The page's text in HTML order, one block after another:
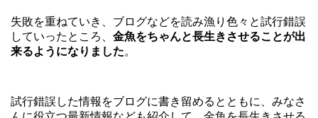
失敗を重ねていき、ブログなどを読み漁り色々と試行錯誤
していったところ、 金魚をちゃんと長生きさせることが出
来るようになりました。
試行錯誤した情報をブログに書き留めるとともに、みなさ